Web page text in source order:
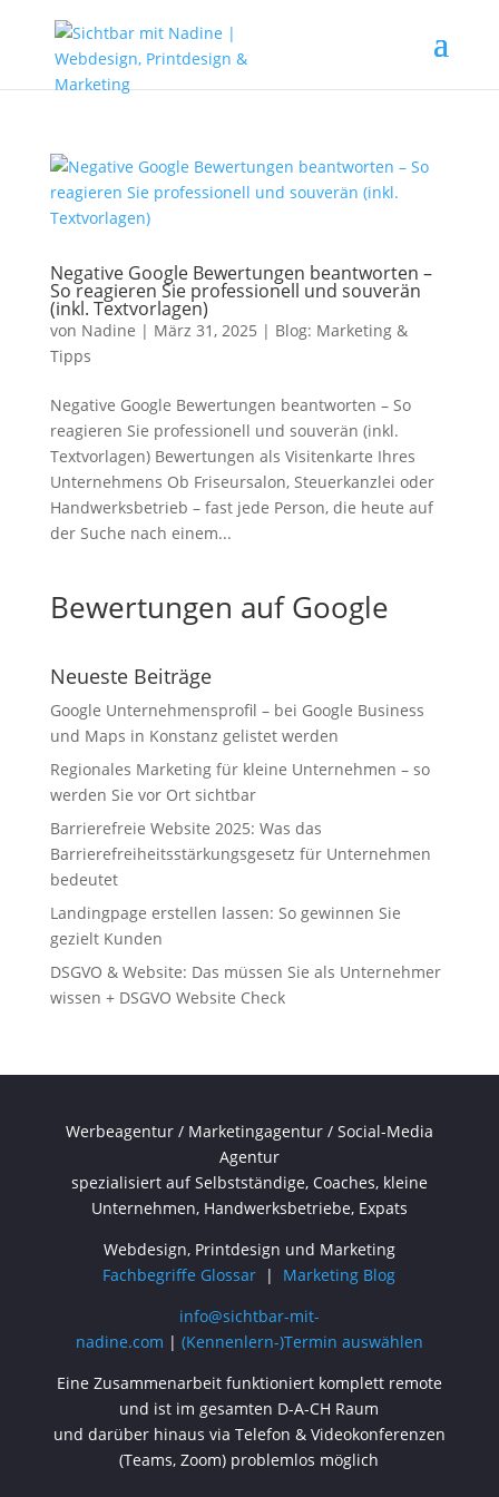
Negative Google Bewertungen beantworten –
So reagieren Sie professionell und souverän
(inkl. Textvorlagen)
von Nadine | März 31, 2025 | Blog: Marketing &
Tipps
Negative Google Bewertungen beantworten – So
reagieren Sie professionell und souverän (inkl.
Textvorlagen) Bewertungen als Visitenkarte Ihres
Unternehmens Ob Friseursalon, Steuerkanzlei oder
Handwerksbetrieb – fast jede Person, die heute auf
der Suche nach einem...
Bewertungen auf Google
Neueste Beiträge
Google Unternehmensprofil – bei Google Business
und Maps in Konstanz gelistet werden
Regionales Marketing für kleine Unternehmen – so
werden Sie vor Ort sichtbar
Barrierefreie Website 2025: Was das
Barrierefreiheitsstärkungsgesetz für Unternehmen
bedeutet
Landingpage erstellen lassen: So gewinnen Sie
gezielt Kunden
DSGVO & Website: Das müssen Sie als Unternehmer
wissen + DSGVO Website Check
Werbeagentur / Marketingagentur / Social-Media
Agentur
spezialisiert auf Selbstständige, Coaches, kleine
Unternehmen, Handwerksbetriebe, Expats
Webdesign, Printdesign und Marketing
Fachbegriffe Glossar | Marketing Blog
info@sichtbar-mit-
nadine.com | (Kennenlern-)Termin auswählen
Eine Zusammenarbeit funktioniert komplett remote
und ist im gesamten D-A-CH Raum
und darüber hinaus via Telefon & Videokonferenzen
(Teams, Zoom) problemlos möglich